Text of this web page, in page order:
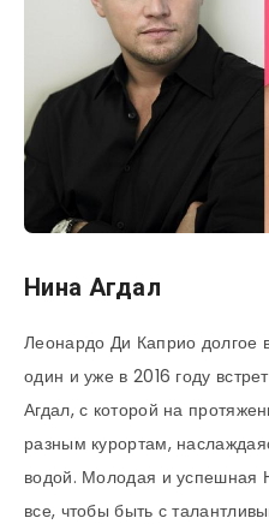
Нина Агдал
Леонардо Ди Каприо долгое
один и уже в 2016 году
Агдал, с которой на
разным курортам,
водой. Молодая и успешная
все, чтобы быть с